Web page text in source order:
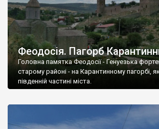
Феодосія. Пагорб
Головна памятка Феодосії - Генуезька
старому районі - на Карантинному пагорбі,
південній частині міста.